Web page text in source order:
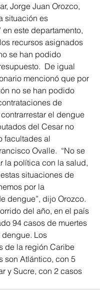
Jorge Juan Orozco,
situación es
en este departamento,
recursos asignados
se han podido
De igual
mencionó que por
no se han podido
de
el dengue
del Cesar no
facultades al
Ovalle.  “No se
la política con la salud,
situaciones de
por la
dengue”, dijo Orozco.
del año, en el país
94 casos de muertes
Los
de la región Caribe
son Atlántico, con 5
y Sucre, con 2 casos